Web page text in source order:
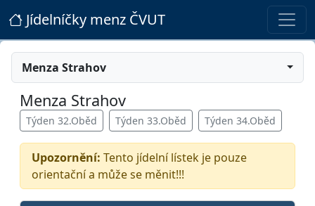
Jídelníčky menz ČVUT
Menza Strahov
Menza Strahov
Týden 32.Oběd Týden 33.Oběd Týden 34.Oběd
Upozornění: Tento jídelní lístek je pouze
orientační a může se měnit!!!